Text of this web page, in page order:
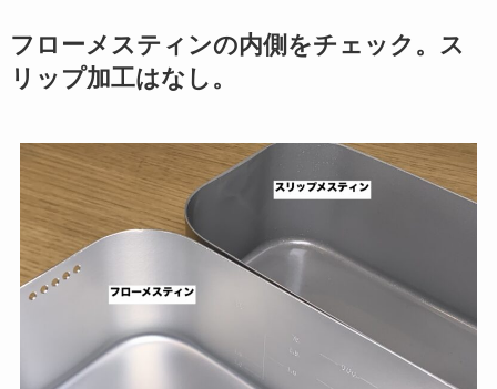
フローメスティンの内側をチェック。ス
リップ加工はなし。